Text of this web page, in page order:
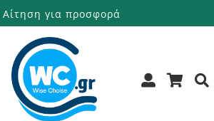
Αίτηση για προσφορά